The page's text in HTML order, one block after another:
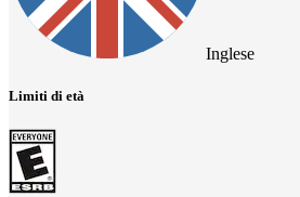
Inglese
Limiti di età